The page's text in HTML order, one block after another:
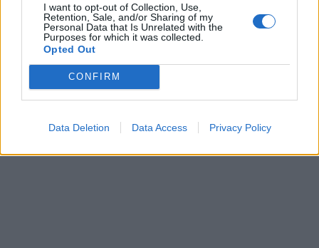
I want to opt-out of Collection, Use,
Retention, Sale, and/or Sharing of my
Personal Data that Is Unrelated with the
Purposes for which it was collected.
Opted Out
CONFIRM
Data Deletion Data Access Privacy Policy
5 σοβαρές λοιμώξεις που μπορεί να πάθουμε από το
νερό σε πισίνες, λίμνες και ποτάμια – Μέτρα
προστασίας